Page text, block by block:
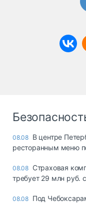
08.08 В центре
ресторанным меню
08.08 Страховая
требует 29 млн руб.
08.08 Под